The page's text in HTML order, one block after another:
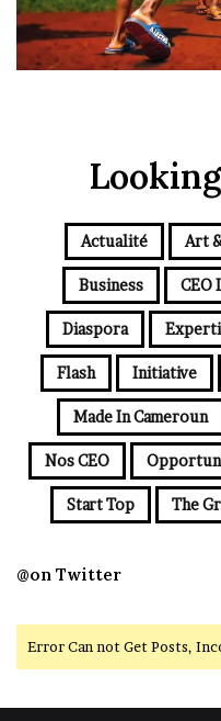
Actualité Art
Business CEO
Diaspora
Flash Initiative
Made In Cameroun
Nos CEO
Start Top The
@on Twitter
Error Can not Get Posts,